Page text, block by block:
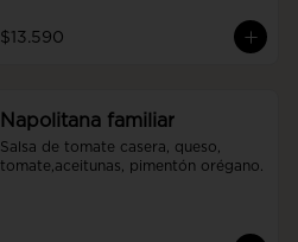
$13.590
Napolitana familiar
Salsa de tomate casera, queso,
tomate,aceitunas, pimentón orégano.